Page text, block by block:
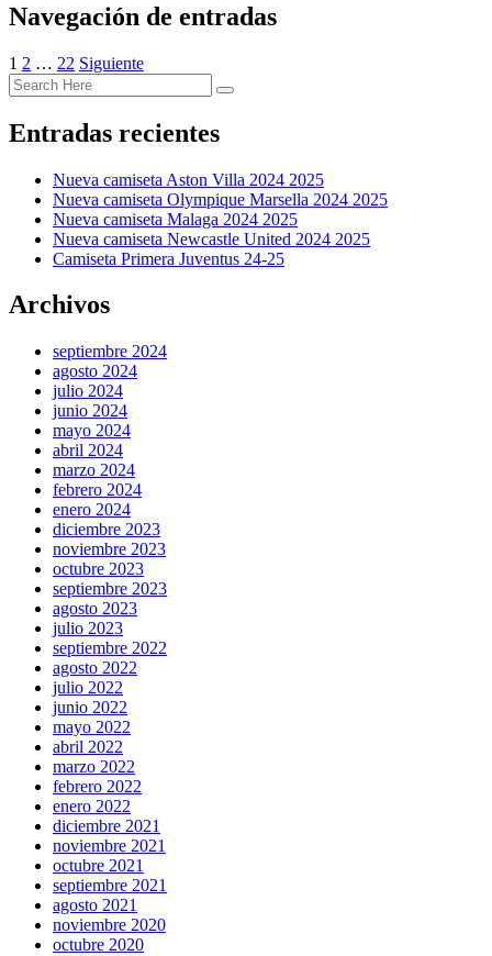
Navegación de entradas
1 2 … 22 Siguiente
Entradas recientes
Nueva camiseta Aston Villa 2024 2025
Nueva camiseta Olympique Marsella 2024 2025
Nueva camiseta Malaga 2024 2025
Nueva camiseta Newcastle United 2024 2025
Camiseta Primera Juventus 24-25
Archivos
septiembre 2024
agosto 2024
julio 2024
junio 2024
mayo 2024
abril 2024
marzo 2024
febrero 2024
enero 2024
diciembre 2023
noviembre 2023
octubre 2023
septiembre 2023
agosto 2023
julio 2023
septiembre 2022
agosto 2022
julio 2022
junio 2022
mayo 2022
abril 2022
marzo 2022
febrero 2022
enero 2022
diciembre 2021
noviembre 2021
octubre 2021
septiembre 2021
agosto 2021
noviembre 2020
octubre 2020